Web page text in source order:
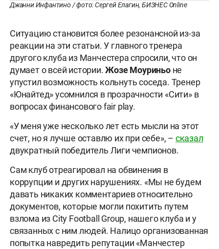
Джанни Инфантино / фото: Сергей Елагин, БИЗНЕС Online
Ситуацию становится более резонансной из-за
реакции на эти статьи. У главного тренера
другого клуба из Манчестера спросили, что он
думает о всей истории.Жозе Моуриньо не
упустил возможность кольнуть соседа. Тренер
«Юнайтед» усомнился в прозрачности «Сити» в
вопросах финансового fair play.
«У меня уже несколько лет есть мысли на этот
счет, но я лучше оставлю их при себе», – сказал
двукратный победитель Лиги чемпионов.
Сам клуб отреагировал на обвинения в
коррупции и других нарушениях. «Мы не будем
давать никаких комментариев относительно
документов, которые могли похитить путем
взлома из City Football Group, нашего клуба и у
связанных с ним людей. Налицо организованная
попытка навредить репутации «Манчестер